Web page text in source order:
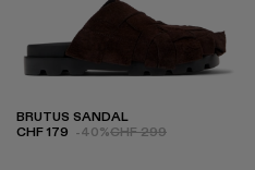
BRUTUS SANDAL
CHF 179 -40%CHF 299